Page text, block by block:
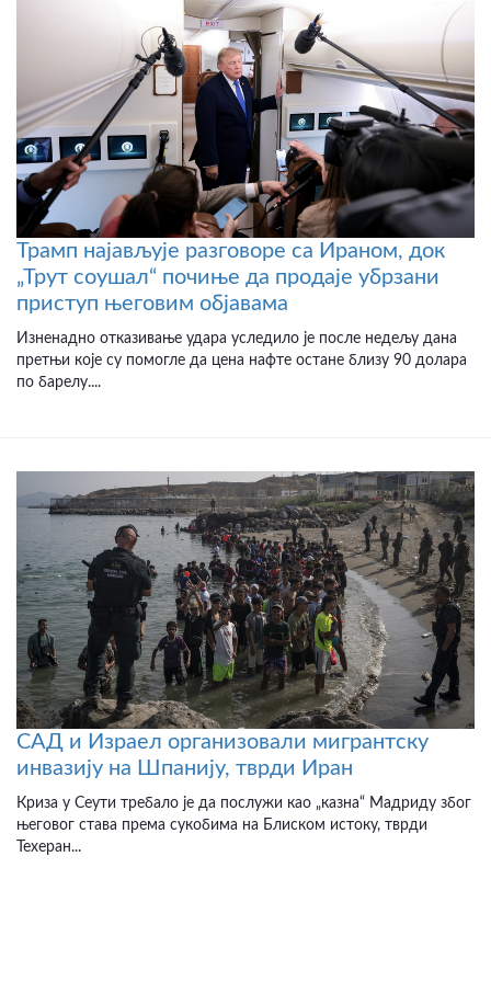
Трамп најављује разговоре са Ираном, док
„Трут соушал“ почиње да продаје убрзани
приступ његовим објавама
Изненадно отказивање удара уследило је после недељу дана
претњи које су помогле да цена нафте остане близу 90 долара
по барелу....
САД и Израел организовали мигрантску
инвазију на Шпанију, тврди Иран
Криза у Сеути требало је да послужи као „казна“ Мадриду због
његовог става према сукобима на Блиском истоку, тврди
Техеран...